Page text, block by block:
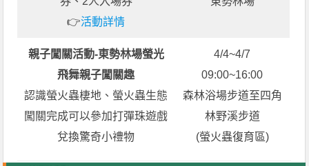
👉活動詳情
親子闖關活動-東勢林場螢光
飛舞親子闖關趣
認識螢火蟲棲地、螢火蟲生態
闖關完成可以參加打彈珠遊戲
兌換驚奇小禮物
4/4~4/7
09:00~16:00
森林浴場步道至四角
林野溪步道
(螢火蟲復育區)